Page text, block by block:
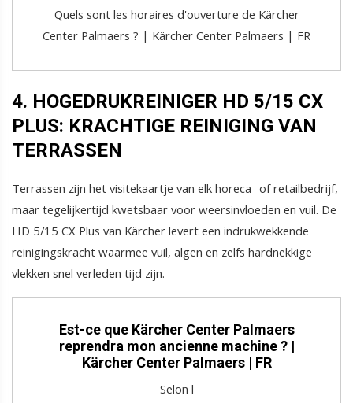
Quels sont les horaires d'ouverture de Kärcher
Center Palmaers ? | Kärcher Center Palmaers | FR
4. HOGEDRUKREINIGER HD 5/15 CX
PLUS: KRACHTIGE REINIGING VAN
TERRASSEN
Terrassen zijn het visitekaartje van elk horeca- of retailbedrijf,
maar tegelijkertijd kwetsbaar voor weersinvloeden en vuil. De
HD 5/15 CX Plus van Kärcher levert een indrukwekkende
reinigingskracht waarmee vuil, algen en zelfs hardnekkige
vlekken snel verleden tijd zijn.
Est-ce que Kärcher Center Palmaers
reprendra mon ancienne machine ? |
Kärcher Center Palmaers | FR
Selon l